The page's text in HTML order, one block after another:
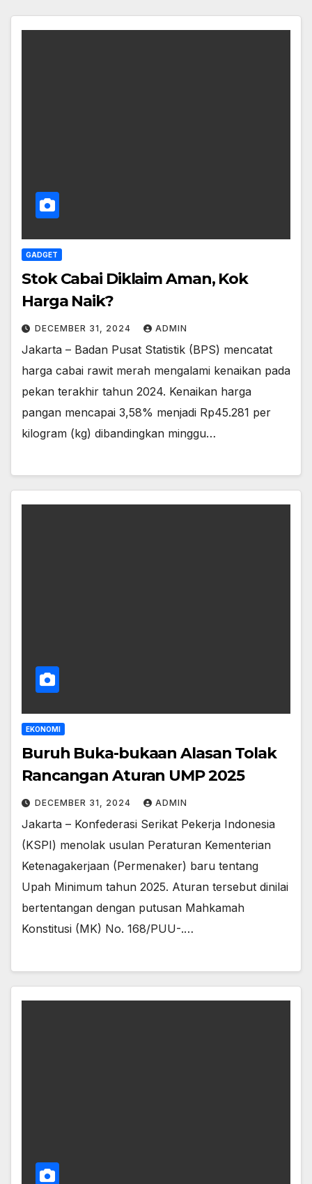
GADGET
Stok Cabai Diklaim Aman, Kok
Harga Naik?
DECEMBER 31, 2024 ADMIN
Jakarta – Badan Pusat Statistik (BPS) mencatat
harga cabai rawit merah mengalami kenaikan pada
pekan terakhir tahun 2024. Kenaikan harga
pangan mencapai 3,58% menjadi Rp45.281 per
kilogram (kg) dibandingkan minggu…
EKONOMI
Buruh Buka-bukaan Alasan Tolak
Rancangan Aturan UMP 2025
DECEMBER 31, 2024 ADMIN
Jakarta – Konfederasi Serikat Pekerja Indonesia
(KSPI) menolak usulan Peraturan Kementerian
Ketenagakerjaan (Permenaker) baru tentang
Upah Minimum tahun 2025. Aturan tersebut dinilai
bertentangan dengan putusan Mahkamah
Konstitusi (MK) No. 168/PUU-.…